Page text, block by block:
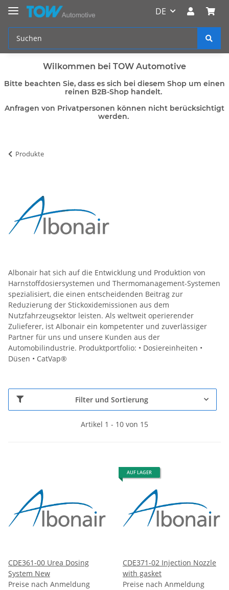
DE
Wilkommen bei TOW Automotive
Bitte beachten Sie, dass es sich bei diesem Shop um einen
reinen B2B-Shop handelt.
Anfragen von Privatpersonen können nicht berücksichtigt
werden.
Produkte
Albonair hat sich auf die Entwicklung und Produktion von
Harnstoffdosiersystemen und Thermomanagement-Systemen
spezialisiert, die einen entscheidenden Beitrag zur
Reduzierung der Stickoxidemissionen aus dem
Nutzfahrzeugsektor leisten. Als weltweit operierender
Zulieferer, ist Albonair ein kompetenter und zuverlässiger
Partner für uns und unsere Kunden aus der
Automobilindustrie. Produktportfolio: • Dosiereinheiten •
Düsen • CatVap®
Filter und Sortierung
Artikel 1 - 10 von 15
CDE361-00 Urea Dosing
System New
Preise nach Anmeldung
AUF LAGER
CDE371-02 Injection Nozzle
with gasket
Preise nach Anmeldung